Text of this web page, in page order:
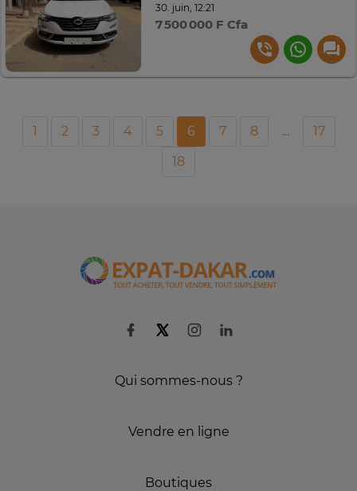
30. juin, 12:21
7 500 000 F Cfa
1 2 3 4 5 6 7 8 ...
17
18
Qui sommes-nous ?
Vendre en ligne
Boutiques